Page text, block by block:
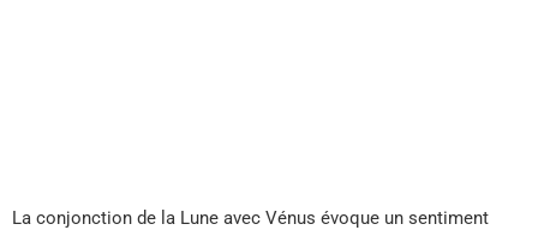
La conjonction de la Lune avec Vénus évoque un sentiment